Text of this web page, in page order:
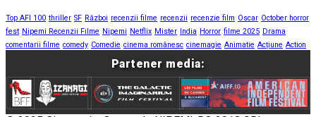
Top AFI 100 thriller SF Război recenzii filme recenzii recenzie film Oscar October horror
fest Nipemi Recenzii Filme Nipemi Netflix Mister India Horror filme 2025 Drama
comentarii filme comedy Comedie cinema românesc cinemagie Animatie Acțiune Action
Partener media: